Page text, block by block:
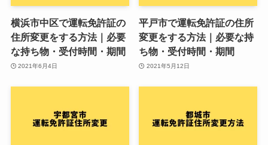
横浜市中区で運転免許証の
住所変更をする方法｜必要
な持ち物・受付時間・期間
2021年6月4日
平戸市で運転免許証の住所
変更をする方法｜必要な持
ち物・受付時間・期間
2021年5月12日